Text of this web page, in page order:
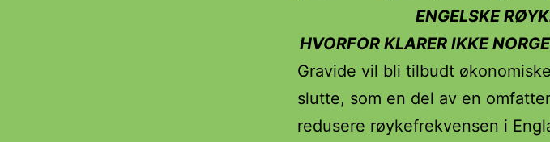
ENGELSKE
HVORFOR KLARER IKKE
Gravide vil bli tilbudt
slutte, som en del av en
redusere røykefrekvensen i